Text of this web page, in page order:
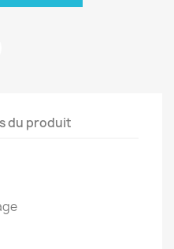
du produit